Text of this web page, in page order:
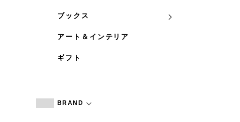
ブックス
アート＆インテリア
ギフト
BRAND